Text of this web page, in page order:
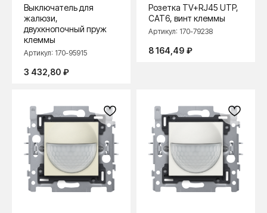
Выключатель для
жалюзи,
двухкнопочный пруж
клеммы
Артикул: 170-95915
3 432,80 ₽
Розетка TV+RJ45 UTP,
CAT6, винт клеммы
Артикул: 170-79238
8 164,49 ₽